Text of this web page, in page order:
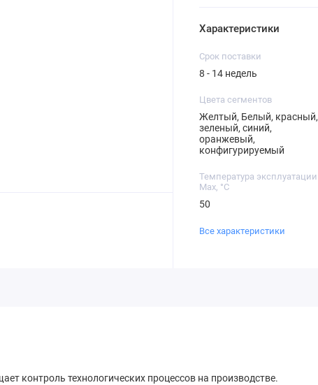
Характеристики
Срок поставки
8 - 14 недель
Цвета сегментов
Желтый, Белый, красный,
зеленый, синий,
оранжевый,
конфигурируемый
Температура эксплуатации
Max, °C
50
Все характеристики
контроль технологических процессов на производстве.